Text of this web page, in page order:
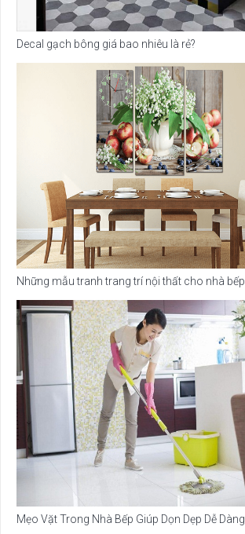
Decal gạch bông giá bao nhiêu là rẻ?
Những mẫu tranh trang trí nội thất cho nhà bếp
Mẹo Vặt Trong Nhà Bếp Giúp Dọn Dẹp Dễ Dàng